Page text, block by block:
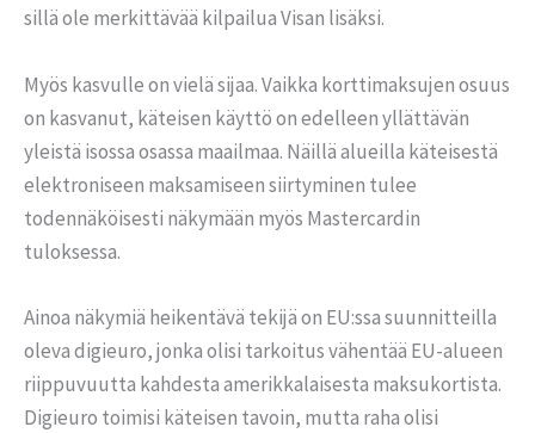
sillä ole merkittävää kilpailua Visan lisäksi.
Myös kasvulle on vielä sijaa. Vaikka korttimaksujen osuus
on kasvanut, käteisen käyttö on edelleen yllättävän
yleistä isossa osassa maailmaa. Näillä alueilla käteisestä
elektroniseen maksamiseen siirtyminen tulee
todennäköisesti näkymään myös Mastercardin
tuloksessa.
Ainoa näkymiä heikentävä tekijä on EU:ssa suunnitteilla
oleva digieuro, jonka olisi tarkoitus vähentää EU-alueen
riippuvuutta kahdesta amerikkalaisesta maksukortista.
Digieuro toimisi käteisen tavoin, mutta raha olisi